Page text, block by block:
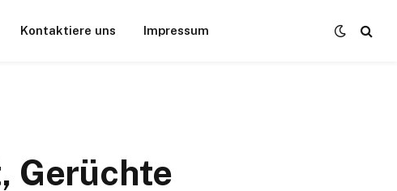
Kontaktiere uns Impressum
Gerüchte